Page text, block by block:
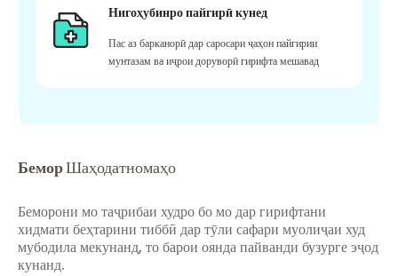
Нигоҳубинро пайгирӣ кунед
Пас аз барканорӣ дар саросари ҷаҳон пайгирии
мунтазам ва иҷрои доруворӣ гирифта мешавад
БеморШаҳодатномаҳо
Беморони мо таҷрибаи худро бо мо дар гирифтани
хидмати беҳтарини тиббӣ дар тӯли сафари муолиҷаи худ
мубодила мекунанд, то барои оянда пайванди бузурге эҷод
кунанд.